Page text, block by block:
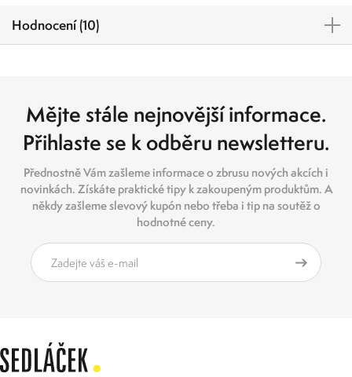
Hodnocení (10)
Mějte stále nejnovější informace.
Přihlaste se k odběru newsletteru.
Přednostně Vám zašleme informace o zbrusu nových akcích i
novinkách. Získáte praktické tipy k zakoupeným produktům. A
někdy zašleme slevový kupón nebo třeba i tip na soutěž o
hodnotné ceny.